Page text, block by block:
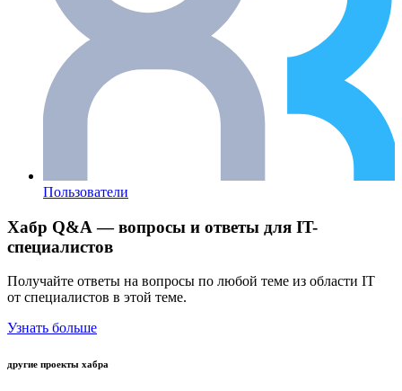
Пользователи
Хабр Q&A — вопросы и ответы для IT-
специалистов
Получайте ответы на вопросы по любой теме из области IT
от специалистов в этой теме.
Узнать больше
другие проекты хабра